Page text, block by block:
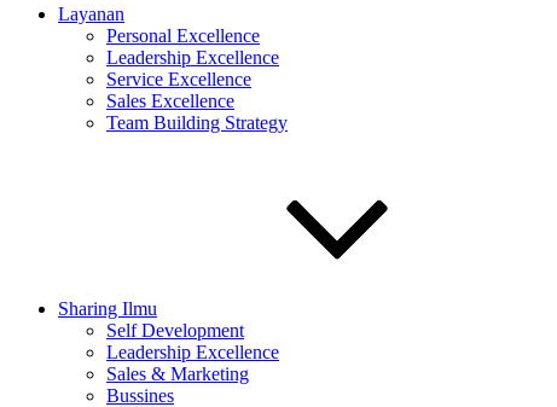
Layanan
Personal Excellence
Leadership Excellence
Service Excellence
Sales Excellence
Team Building Strategy
Sharing Ilmu
Self Development
Leadership Excellence
Sales & Marketing
Bussines